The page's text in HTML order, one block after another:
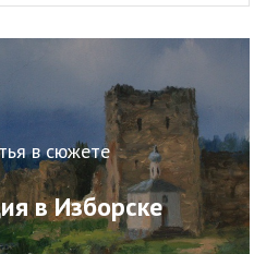
в сюжете
в Изборске